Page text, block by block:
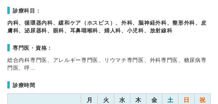
診療科目：
内科、循環器内科、緩和ケア（ホスピス）、外科、脳神経外科、整形外科、皮
膚科、泌尿器科、眼科、耳鼻咽喉科、婦人科、小児科、放射線科
専門医・資格：
総合内科専門医、アレルギー専門医、リウマチ専門医、外科専門医、糖尿病専
門医、呼…
診療時間
月 火 水 木 金 土 日 祝